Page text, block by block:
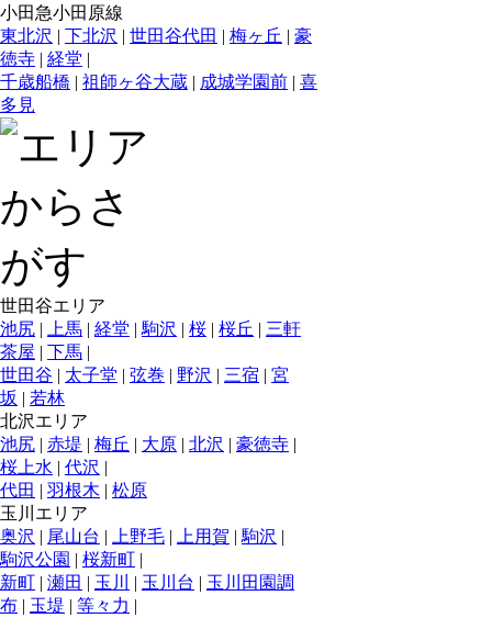
小田急小田原線
東北沢 | 下北沢 | 世田谷代田 | 梅ヶ丘 | 豪
徳寺 | 経堂 |
千歳船橋 | 祖師ヶ谷大蔵 | 成城学園前 | 喜
多見
世田谷エリア
池尻 | 上馬 | 経堂 | 駒沢 | 桜 | 桜丘 | 三軒
茶屋 | 下馬 |
世田谷 | 太子堂 | 弦巻 | 野沢 | 三宿 | 宮
坂 | 若林
北沢エリア
池尻 | 赤堤 | 梅丘 | 大原 | 北沢 | 豪徳寺 |
桜上水 | 代沢 |
代田 | 羽根木 | 松原
玉川エリア
奥沢 | 尾山台 | 上野毛 | 上用賀 | 駒沢 |
駒沢公園 | 桜新町 |
新町 | 瀬田 | 玉川 | 玉川台 | 玉川田園調
布 | 玉堤 | 等々力 |